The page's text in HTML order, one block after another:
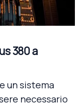
380 a
un sistema
necessario